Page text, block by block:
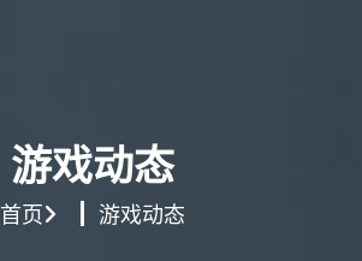
游戏动态
首页 游戏动态